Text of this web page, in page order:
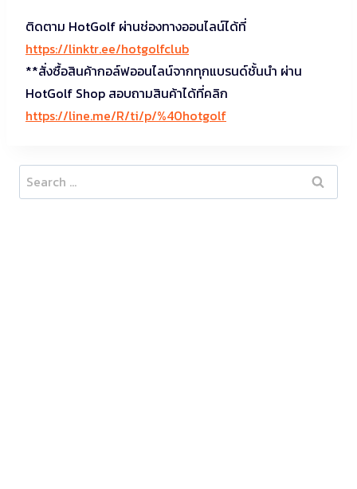
ติดตาม HotGolf ผ่านช่องทางออนไลน์ได้ที่
https://linktr.ee/hotgolfclub
**สั่งซื้อสินค้ากอล์ฟออนไลน์จากทุกแบรนด์ชั้นนำ ผ่าน
HotGolf Shop สอบถามสินค้าได้ที่คลิก
https://line.me/R/ti/p/%40hotgolf
Search
for: